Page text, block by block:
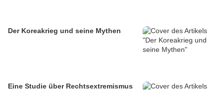
Der Koreakrieg und seine Mythen
Eine Studie über Rechtsextremismus